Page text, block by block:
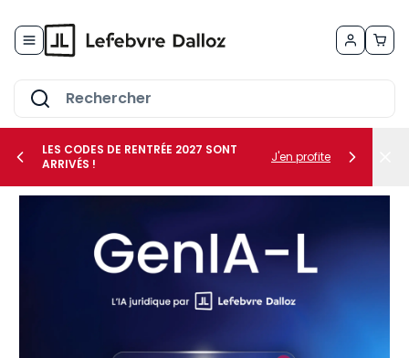
le sous-menu Vos besoins
LES CODES DE RENTRÉE 2027 SONT
ARRIVÉS !
J'en profite